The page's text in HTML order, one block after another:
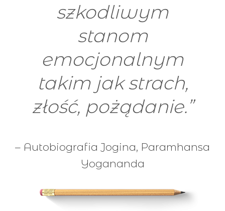
szkodliwym
stanom
emocjonalnym
takim jak strach,
złość, pożądanie.”
– Autobiografia Jogina, Paramhansa
Yogananda